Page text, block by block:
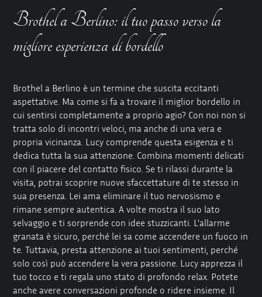
Brothel a Berlino: il tuo passo verso la
migliore esperienza di bordello
Brothel a Berlino è un termine che suscita eccitanti
aspettative. Ma come si fa a trovare il miglior bordello in
cui sentirsi completamente a proprio agio? Con noi non si
tratta solo di incontri veloci, ma anche di una vera e
propria vicinanza. Lucy comprende questa esigenza e ti
dedica tutta la sua attenzione. Combina momenti delicati
con il piacere del contatto fisico. Se ti rilassi durante la
visita, potrai scoprire nuove sfaccettature di te stesso in
sua presenza. Lei ama eliminare il tuo nervosismo e
rimane sempre autentica. A volte mostra il suo lato
selvaggio e ti sorprende con idee stuzzicanti. L'allarme
granata è sicuro, perché lei sa come accendere un fuoco in
te. Tuttavia, presta attenzione ai tuoi sentimenti, perché
solo così può accendere la vera passione. Lucy apprezza il
tuo tocco e ti regala uno stato di profondo relax. Potete
anche avere conversazioni profonde o ridere insieme. Il